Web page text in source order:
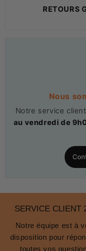
RETOURS
Nous
Notre service
au vendredi de
SERVICE CLIENT
Notre équipe est à
disposition pour
toutes vos